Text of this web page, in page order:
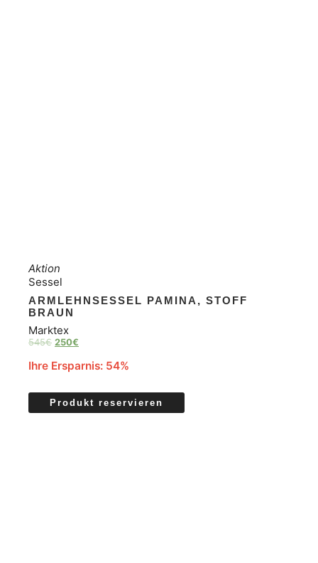
Aktion
Sessel
ARMLEHNSESSEL PAMINA, STOFF
BRAUN
Marktex
545€ 250€
Ihre Ersparnis: 54%
Produkt reservieren